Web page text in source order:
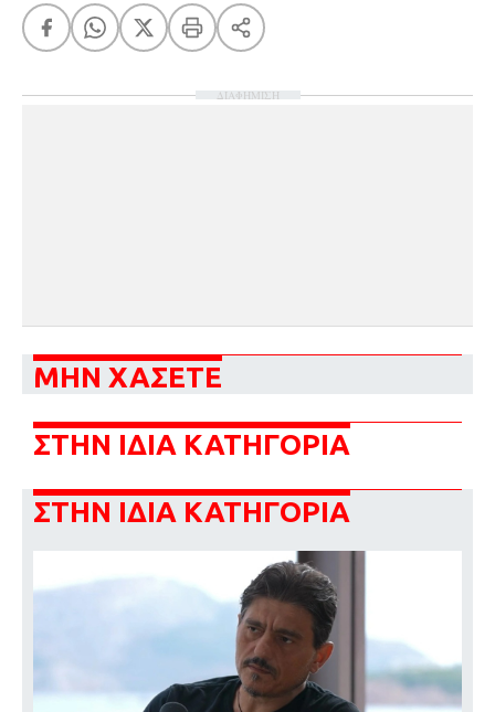
ΔΙΑΦΗΜΙΣΗ
ΜΗΝ ΧΑΣΕΤΕ
ΣΤΗΝ ΙΔΙΑ ΚΑΤΗΓΟΡΙΑ
ΣΤΗΝ ΙΔΙΑ ΚΑΤΗΓΟΡΙΑ